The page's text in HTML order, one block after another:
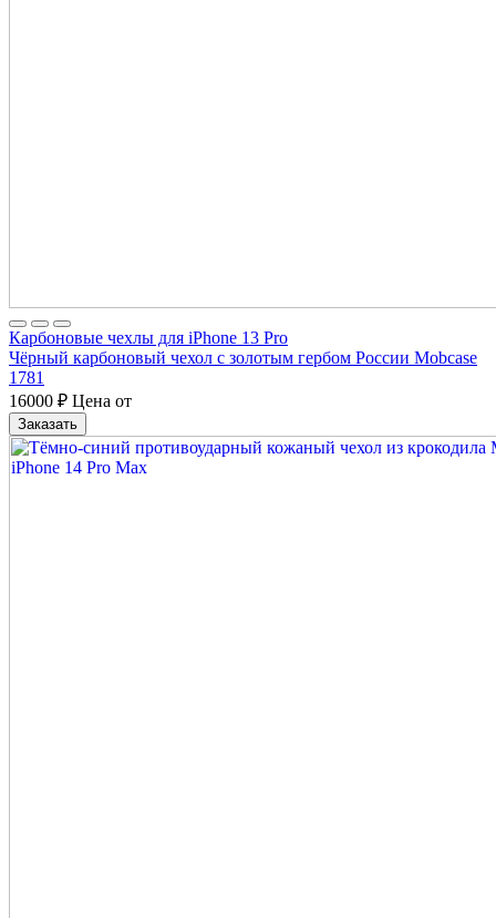
Карбоновые чехлы для iPhone 13 Pro
Чёрный карбоновый чехол с золотым гербом России Mobcase
1781
16000 ₽ Цена от
Заказать